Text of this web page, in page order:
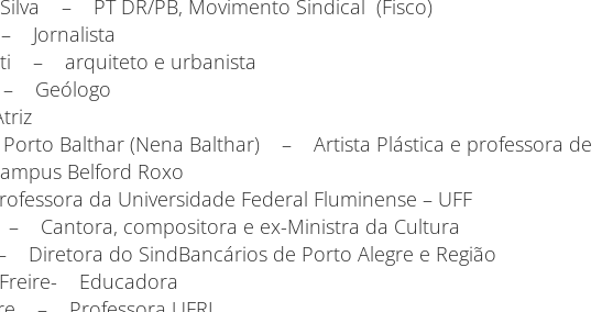
– PT DR/PB, Movimento Sindical (Fisco)
Jornalista
– arquiteto e urbanista
– Geólogo
Porto Balthar (Nena Balthar) – Artista Plástica e professora de
Belford Roxo
da Universidade Federal Fluminense – UFF
Cantora, compositora e ex-Ministra da Cultura
do SindBancários de Porto Alegre e Região
Educadora